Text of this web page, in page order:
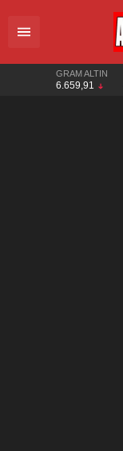
GRAM ALTIN
6.659,91